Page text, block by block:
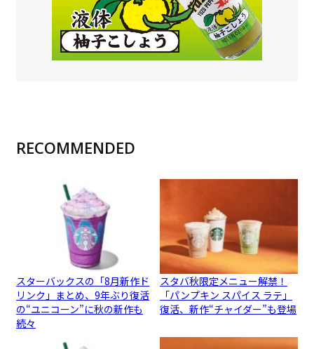
RECOMMENDED
スターバックスの「8月新作ド
リンク」まとめ、9年ぶり復活
の“ユニコーン”に秋の新作も
続々
スタバ秋限定メニュー解禁！
「パンプキン スパイス ラテ」
復活、新作“チャイダー”も登場